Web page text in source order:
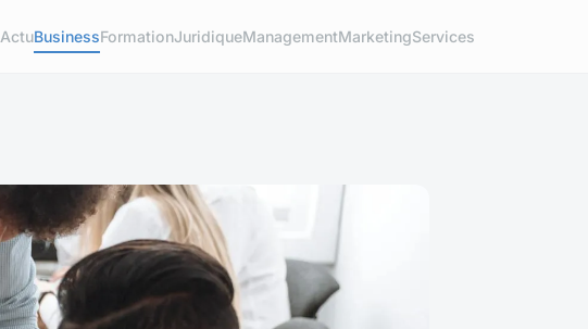
ActuBusinessFormationJuridiqueManagementMarketingServices